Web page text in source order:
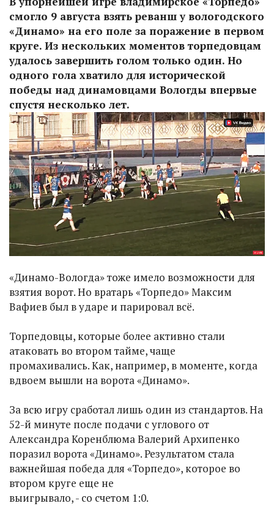
смогло 9 августа взять реванш у вологодского
«Динамо» на его поле за поражение в первом
круге. Из нескольких моментов торпедовцам
удалось завершить голом только один. Но
одного гола хватило для исторической
победы над динамовцами Вологды впервые
спустя несколько лет.
«Динамо-Вологда» тоже имело возможности для
взятия ворот. Но вратарь «Торпедо» Максим
Вафиев был в ударе и парировал всё.
Торпедовцы, которые более активно стали
атаковать во втором тайме, чаще
промахивались. Как, например, в моменте, когда
вдвоем вышли на ворота «Динамо».
За всю игру сработал лишь один из стандартов. На
52-й минуте после подачи с углового от
Александра Коренблюма Валерий Архипенко
поразил ворота «Динамо». Результатом стала
важнейшая победа для «Торпедо», которое во
втором круге еще не
выигрывало, - со счетом 1:0.